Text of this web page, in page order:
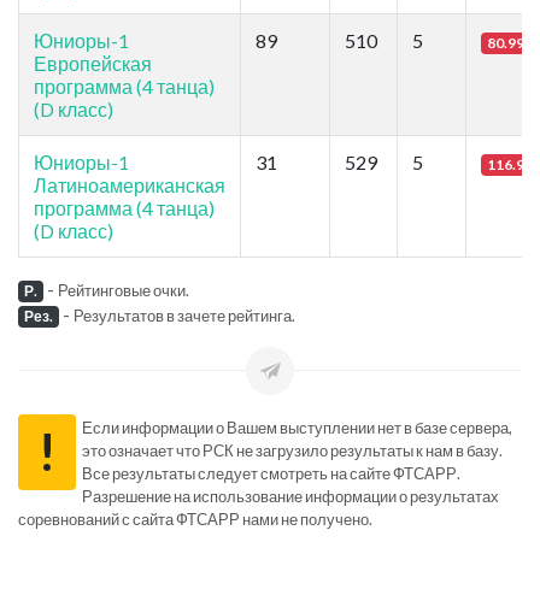
Юниоры-1
Европейская
программа (4 танца)
(D класс)
89 510 5 80.99
Юниоры-1
Латиноамериканская
программа (4 танца)
(D класс)
31 529 5 116.95
Р. - Рейтинговые очки.
Рез. - Результатов в зачете рейтинга.
!
Если информации о Вашем выступлении нет в базе сервера,
это означает что РСК не загрузило результаты к нам в базу.
Все результаты следует смотреть на сайте ФТСАРР.
Разрешение на использование информации о результатах
соревнований с сайта ФТСАРР нами не получено.